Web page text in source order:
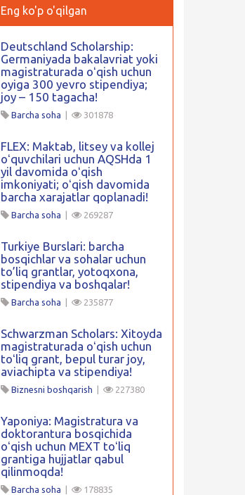
Eng ko'p o'qilgan
Deutschland Scholarship:
Germaniyada bakalavriat yoki
magistraturada oʻqish uchun
oyiga 300 yevro stipendiya;
joy – 150 tagacha!
Barcha soha 301878
FLEX: Maktab, litsey va kollej
oʻquvchilari uchun AQSHda 1
yil davomida oʻqish
imkoniyati; oʻqish davomida
barcha xarajatlar qoplanadi!
Barcha soha 269287
Turkiye Burslari: barcha
bosqichlar va sohalar uchun
to’liq grantlar, yotoqxona,
stipendiya va boshqalar!
Barcha soha 235877
Schwarzman Scholars: Xitoyda
magistraturada oʻqish uchun
toʻliq grant, bepul turar joy,
aviachipta va stipendiya!
Biznesni boshqarish 227380
Yaponiya: Magistratura va
doktorantura bosqichida
oʻqish uchun MEXT toʻliq
grantiga hujjatlar qabul
qilinmoqda!
Barcha soha 178835